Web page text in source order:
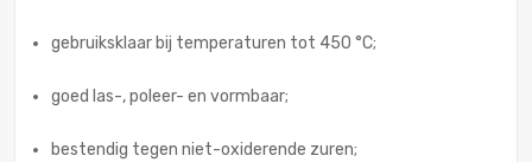
gebruiksklaar bij temperaturen tot 450 °C;
goed las-, poleer- en vormbaar;
bestendig tegen niet-oxiderende zuren;